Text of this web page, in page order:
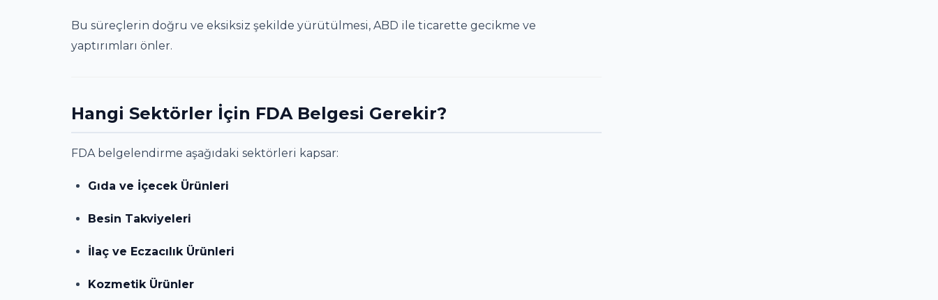
Bu süreçlerin doğru ve eksiksiz şekilde yürütülmesi, ABD ile ticarette gecikme ve
yaptırımları önler.
Hangi Sektörler İçin FDA Belgesi Gerekir?
FDA belgelendirme aşağıdaki sektörleri kapsar:
Gıda ve İçecek Ürünleri
Besin Takviyeleri
İlaç ve Eczacılık Ürünleri
Kozmetik Ürünler